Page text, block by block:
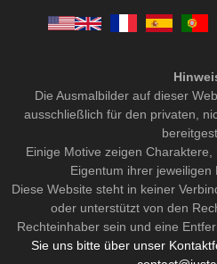
Die Ausmalbilder auf dieser
ausschließlich für den privaten,
Einige Motive zeigen
Eigentum ihrer jeweiligen
Diese Website steht in keiner
oder unterstützt von den
Rechteinhaber sein und eine
Sie uns bitte über unser